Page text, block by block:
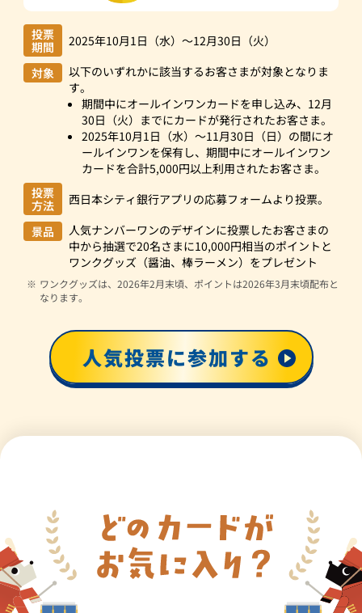
投票
期間
2025年10月1日（水）～12月30日（火）
対象
以下のいずれかに該当するお客さまが対象となりま
す。
期間中にオールインワンカードを申し込み、12月
30日（火）までにカードが発行されたお客さま。
2025年10月1日（水）～11月30日（日）の間にオ
ールインワンを保有し、期間中にオールインワン
カードを合計5,000円以上利用されたお客さま。
投票
方法
西日本シティ銀行アプリの応募フォームより投票。
景品
人気ナンバーワンのデザインに投票したお客さまの
中から抽選で20名さまに10,000円相当のポイントと
ワンクグッズ（醤油、棒ラーメン）をプレゼント
ワンクグッズは、2026年2月末頃、ポイントは2026年3月末頃配布と
なります。
人気投票に参加する